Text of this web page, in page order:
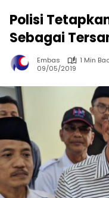
Polisi
Sebagai
Embas
1 Min
09/05/2019